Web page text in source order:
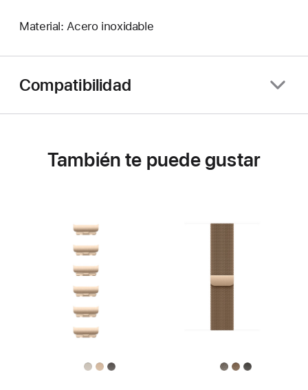
Material: Acero inoxidable
Compatibilidad
También te puede gustar